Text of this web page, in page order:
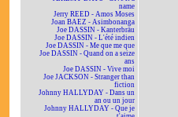
name
Jerry REED - Amos Moses
Joan BAEZ - Asimbonanga
Joe DASSIN - Kanterbräu
Joe DASSIN - L'été indien
Joe DASSIN - Me que me que
Joe DASSIN - Quand on a seize
ans
Joe DASSIN - Vive moi
Joe JACKSON - Stranger than
fiction
Johnny HALLYDAY - Dans un
an ou un jour
Johnny HALLYDAY - Que je